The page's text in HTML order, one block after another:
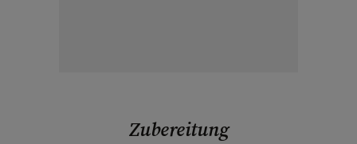
Zubereitung